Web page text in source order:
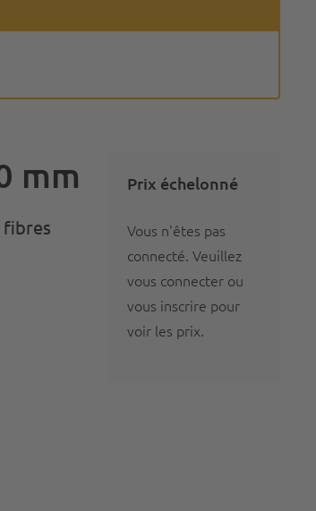
mm
fibres
Prix échelonné
Vous n'êtes pas
connecté.Veuillez
vous connecter ou
vous inscrire pour
voir les prix.